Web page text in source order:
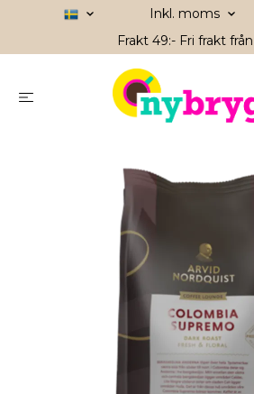
Inkl. moms
Frakt 49:- Fri frakt